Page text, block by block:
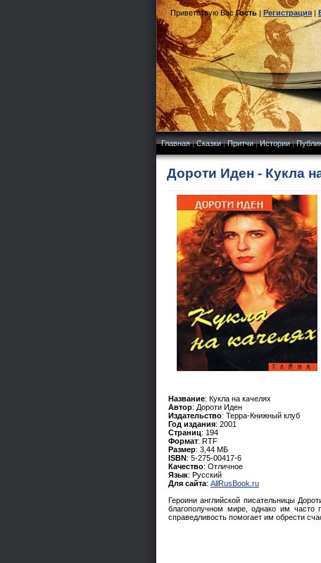
Приветствую Вас Гость|Регистрация|
Главная|Сказки|Притчи|Истории|
Дороти Иден - Кукла
Название: Кукла на качелях
Автор: Дороти Иден
Издательство: Терра-Книжный клуб
Год издания: 2001
Страниц: 194
Формат: RTF
Размер: 3,44 МБ
ISBN: 5-275-00417-6
Качество: Отличное
Язык: Русский
Для сайта: AllRusBook.ru
Героини английской писательницы
благополучном мире, однако им часто
справедливость помогает им обрести